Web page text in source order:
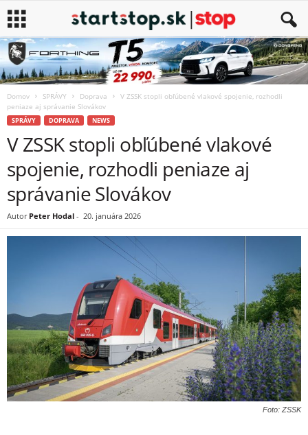
Domov SPRÁVY Doprava
V ZSSK stopli obľúbené vlakové spojenie, rozhodli
peniaze aj správanie Slovákov
SPRÁVY DOPRAVA NEWS
V ZSSK stopli obľúbené vlakové
spojenie, rozhodli peniaze aj
správanie Slovákov
Autor Peter Hodal - 20. januára 2026
Foto: ZSSK